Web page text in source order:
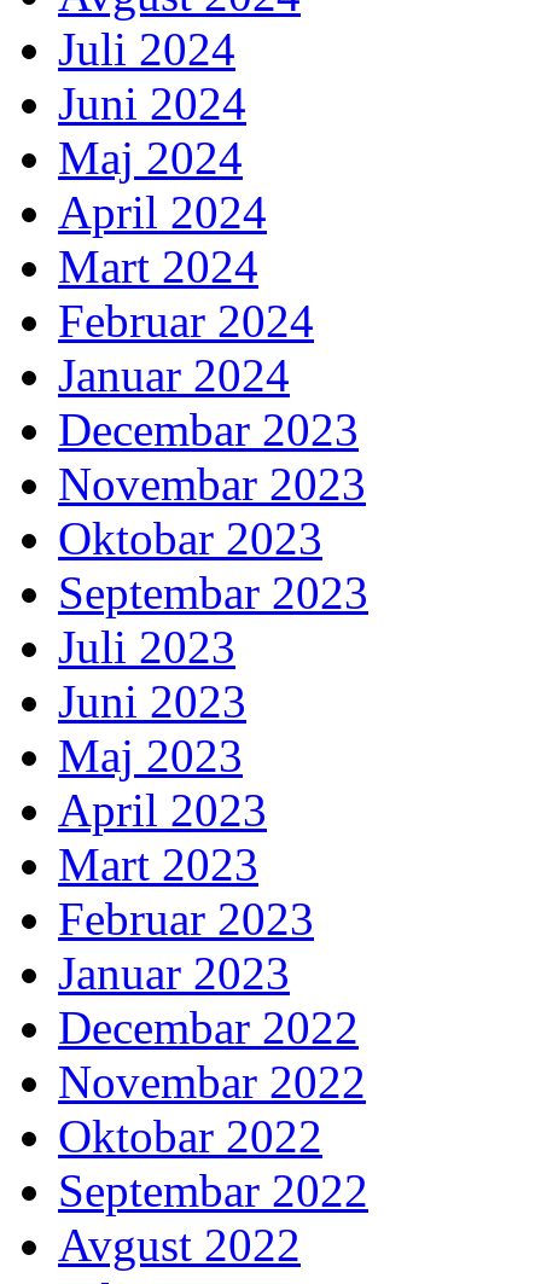
Juli 2024
Juni 2024
Maj 2024
April 2024
Mart 2024
Februar 2024
Januar 2024
Decembar 2023
Novembar 2023
Oktobar 2023
Septembar 2023
Juli 2023
Juni 2023
Maj 2023
April 2023
Mart 2023
Februar 2023
Januar 2023
Decembar 2022
Novembar 2022
Oktobar 2022
Septembar 2022
Avgust 2022